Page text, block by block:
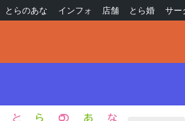
とらのあな インフォ 店舗 とら婚 サー